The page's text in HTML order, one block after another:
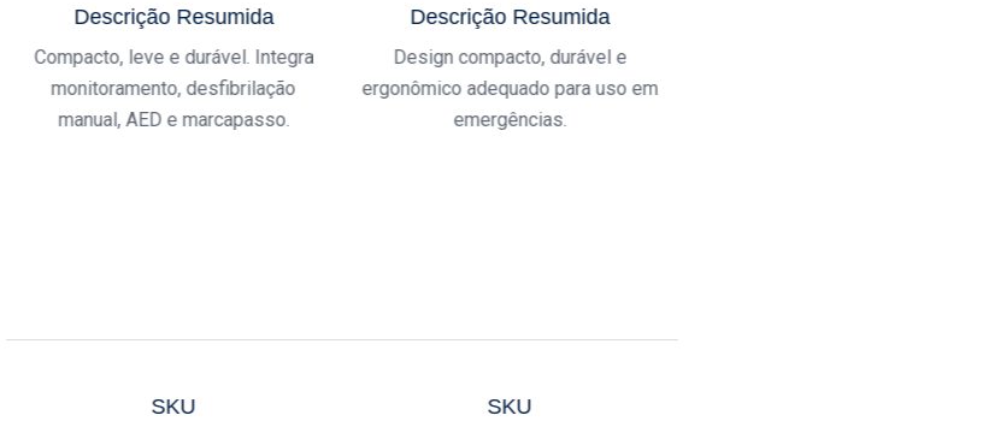
Descrição Resumida
Compacto, leve e durável. Integra
monitoramento, desfibrilação
manual, AED e marcapasso.
SKU
Descrição Resumida
Design compacto, durável e
ergonômico adequado para uso em
emergências.
SKU